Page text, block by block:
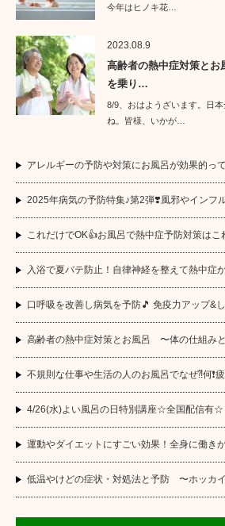
今年はヒノキ花…
2023.08.9
高齢者の熱中症対策と
を乗り…
8/9、おはようざいます。日
ね。皆様、いかが…
アレルギーの予防や対策にお風呂が効果的っ
2025年病気の予防特集♪第2弾❣️風邪やインフ
これだけでOK👍お風呂で熱中症予防対策はこ
入浴で夏バテ防止！自律神経を整えて熱中症
口呼吸を改善し病気を予防🎵 免疫力アップ&
高齢者の熱中症対策とお風呂 〜体の仕組み
不規則な仕事や生活の人のお風呂でなぜ⁈何❗️
4/26(水)よい風呂の日特別講座☆全国配信有
運動やダイエットにすごい効果！全身に働き
低温やけどの症状・対処法と予防 〜ホッカ